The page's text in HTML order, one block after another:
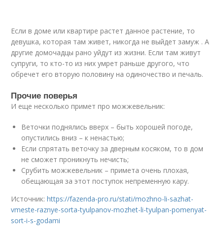
Если в доме или квартире растет данное растение, то
девушка, которая там живет, никогда не выйдет замуж . А
другие домочадцы рано уйдут из жизни. Если там живут
супруги, то кто-то из них умрет раньше другого, что
обречет его вторую половину на одиночество и печаль.
Прочие поверья
И еще несколько примет про можжевельник:
Веточки поднялись вверх – быть хорошей погоде,
опустились вниз – к ненастью;
Если спрятать веточку за дверным косяком, то в дом
не сможет проникнуть нечисть;
Срубить можжевельник – примета очень плохая,
обещающая за этот поступок непременную кару.
Источник:https://fazenda-pro.ru/stati/mozhno-li-sazhat-
vmeste-raznye-sorta-tyulpanov-mozhet-li-tyulpan-pomenyat-
sort-i-s-godami